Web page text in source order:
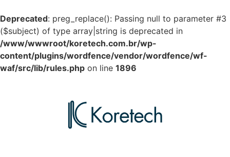
Deprecated: preg_replace(): Passing null to parameter #3
($subject) of type array|string is deprecated in
/www/wwwroot/koretech.com.br/wp-
content/plugins/wordfence/vendor/wordfence/wf-
waf/src/lib/rules.php on line 1896